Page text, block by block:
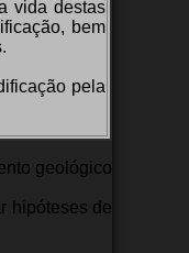
vida destas
bem
pela
geológico
hipóteses de